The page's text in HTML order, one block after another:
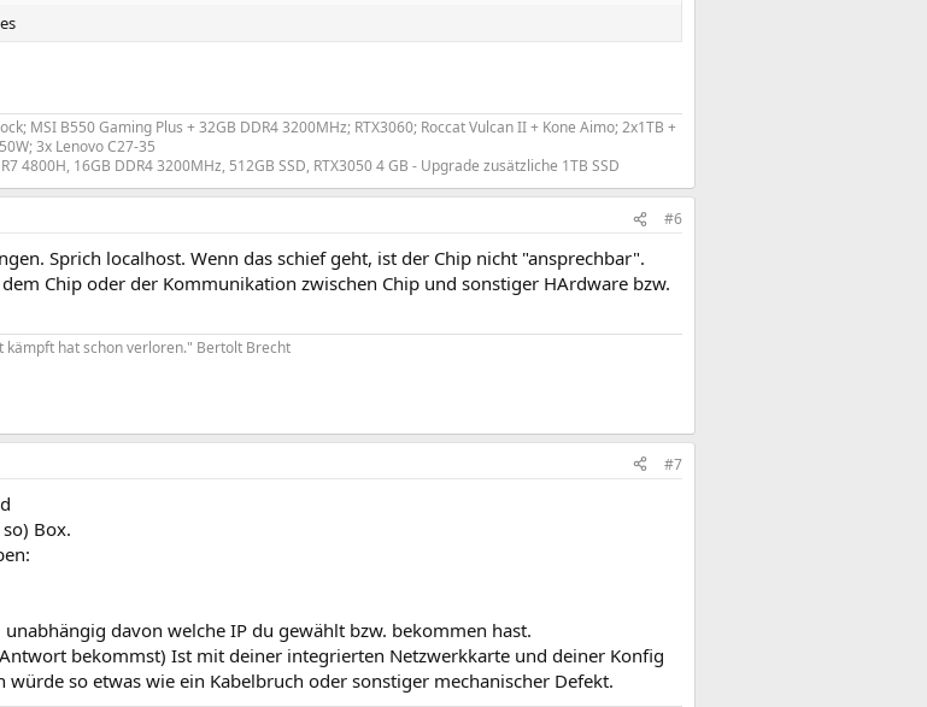
MSI B550 Gaming Plus + 32GB DDR4 3200MHz; RTX3060; Roccat Vulcan II + Kone Aimo; 2x1TB +
3x Lenovo C27-35
4800H, 16GB DDR4 3200MHz, 512GB SSD, RTX3050 4 GB - Upgrade zusätzliche 1TB SSD
#6
Sprich localhost. Wenn das schief geht, ist der Chip nicht "ansprechbar".
Chip oder der Kommunikation zwischen Chip und sonstiger HArdware bzw.
kämpft hat schon verloren." Bertolt Brecht
#7
Box.
davon welche IP du gewählt bzw. bekommen hast.
bekommst) Ist mit deiner integrierten Netzwerkkarte und deiner Konfig
so etwas wie ein Kabelbruch oder sonstiger mechanischer Defekt.